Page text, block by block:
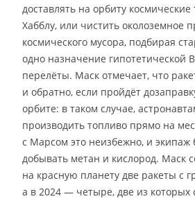
доставлять на орбиту
Хабблу, или чистить околоземное
космического мусора, подбирая
одно назначение гипотетической
перелёты. Маск отмечает, что
и обратно, если пройдёт
орбите: в таком случае,
производить топливо прямо на
с Марсом это неизбежно, и экипаж
добывать метан и кислород. Маск
на красную планету две ракеты с
а в 2024 — четыре, две из которых